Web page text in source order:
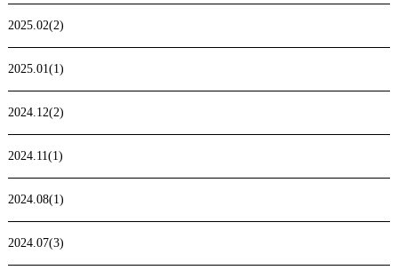
2025.02(2)
2025.01(1)
2024.12(2)
2024.11(1)
2024.08(1)
2024.07(3)